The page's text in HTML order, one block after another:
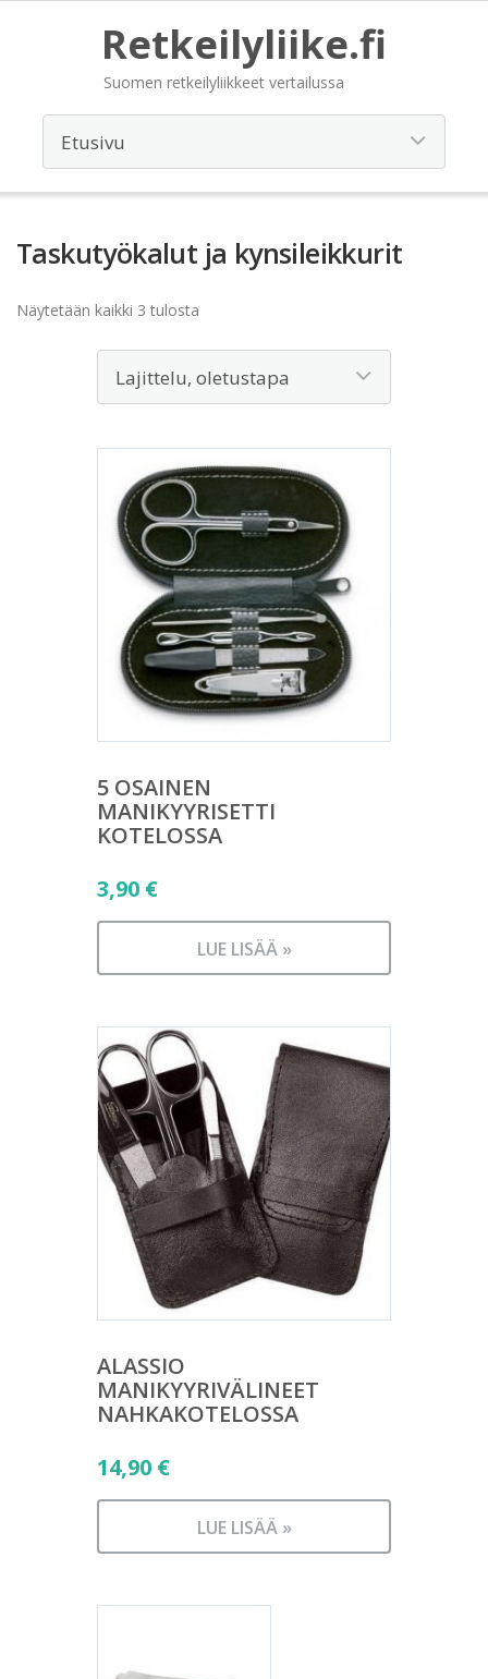
Retkeilyliike.fi
Suomen retkeilyliikkeet vertailussa
Taskutyökalut ja kynsileikkurit
Näytetään kaikki 3 tulosta
5 OSAINEN
MANIKYYRISETTI
KOTELOSSA
3,90 €
LUE LISÄÄ »
ALASSIO
MANIKYYRIVÄLINEET
NAHKAKOTELOSSA
14,90 €
LUE LISÄÄ »